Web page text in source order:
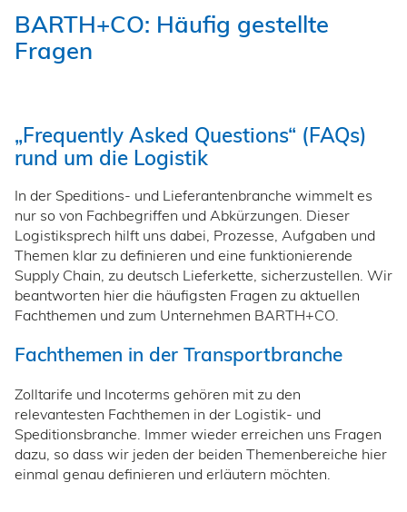
KONTAKT
DE| EN
BARTH+CO: Häufig gestellte
Fragen
„Frequently Asked Questions“ (FAQs)
rund um die Logistik
In der Speditions- und Lieferantenbranche wimmelt es
nur so von Fachbegriffen und Abkürzungen. Dieser
Logistiksprech hilft uns dabei, Prozesse, Aufgaben und
Themen klar zu definieren und eine funktionierende
Supply Chain, zu deutsch Lieferkette, sicherzustellen. Wir
beantworten hier die häufigsten Fragen zu aktuellen
Fachthemen und zum Unternehmen BARTH+CO.
Fachthemen in der Transportbranche
Zolltarife und Incoterms gehören mit zu den
relevantesten Fachthemen in der Logistik- und
Speditionsbranche. Immer wieder erreichen uns Fragen
dazu, so dass wir jeden der beiden Themenbereiche hier
einmal genau definieren und erläutern möchten.